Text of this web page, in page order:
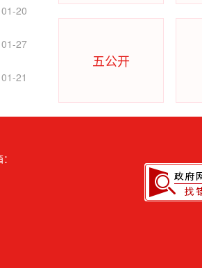
01-20
01-27
01-21
五公开